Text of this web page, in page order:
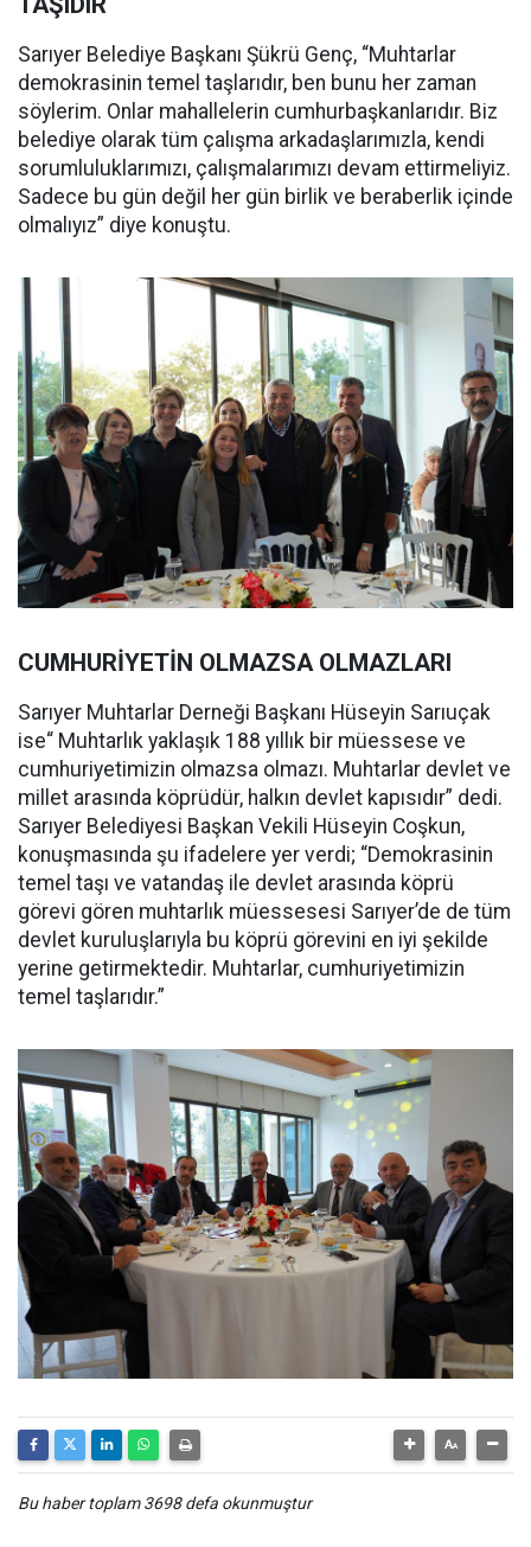
Sarıyer Belediye Başkanı Şükrü Genç, “Muhtarlar
demokrasinin temel taşlarıdır, ben bunu her zaman
söylerim. Onlar mahallelerin cumhurbaşkanlarıdır. Biz
belediye olarak tüm çalışma arkadaşlarımızla, kendi
sorumluluklarımızı, çalışmalarımızı devam ettirmeliyiz.
Sadece bu gün değil her gün birlik ve beraberlik içinde
olmalıyız” diye konuştu.
CUMHURİYETİN OLMAZSA OLMAZLARI
Sarıyer Muhtarlar Derneği Başkanı Hüseyin Sarıuçak
ise“ Muhtarlık yaklaşık 188 yıllık bir müessese ve
cumhuriyetimizin olmazsa olmazı. Muhtarlar devlet ve
millet arasında köprüdür, halkın devlet kapısıdır” dedi.
Sarıyer Belediyesi Başkan Vekili Hüseyin Coşkun,
konuşmasında şu ifadelere yer verdi; “Demokrasinin
temel taşı ve vatandaş ile devlet arasında köprü
görevi gören muhtarlık müessesesi Sarıyer’de de tüm
devlet kuruluşlarıyla bu köprü görevini en iyi şekilde
yerine getirmektedir. Muhtarlar, cumhuriyetimizin
temel taşlarıdır.”
Bu haber toplam 3698 defa okunmuştur